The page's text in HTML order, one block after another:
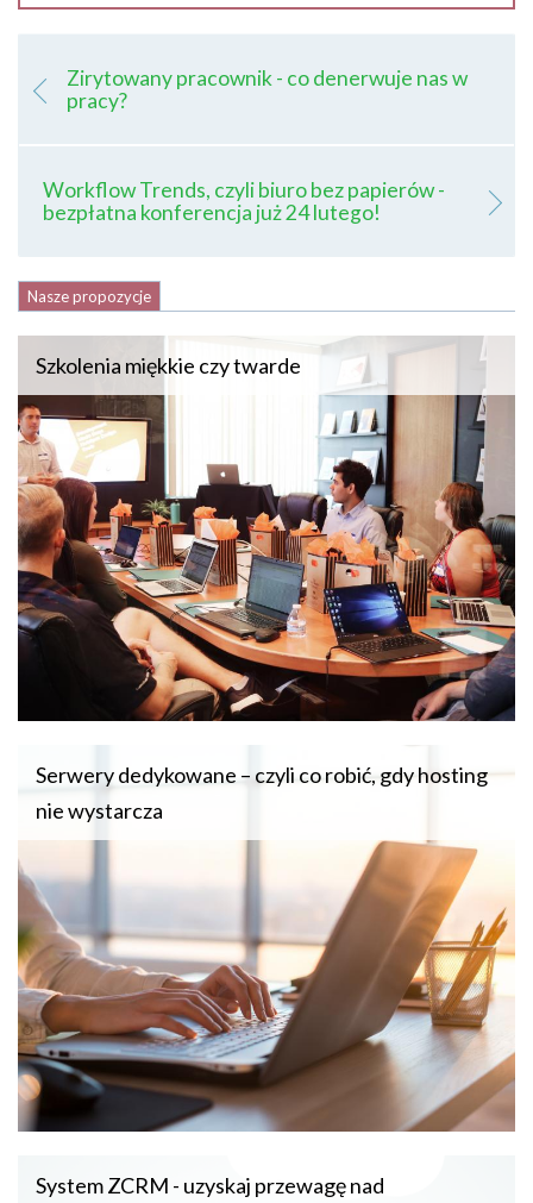
Zirytowany pracownik - co denerwuje nas w
pracy?
Workflow Trends, czyli biuro bez papierów -
bezpłatna konferencja już 24 lutego!
Nasze propozycje
Szkolenia miękkie czy twarde
Serwery dedykowane – czyli co robić, gdy hosting
nie wystarcza
System ZCRM - uzyskaj przewagę nad